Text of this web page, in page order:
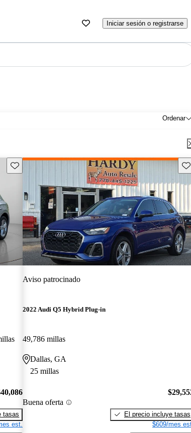
Iniciar sesión o registrarse
Ordenar
Guarda este Aviso
tasas
est.
Aviso patrocinado
2022 Audi Q5 Hybrid Plug-in
49,786 millas
Dallas, GA
25 millas
Buena oferta
El precio incluye tasas
$609/mes